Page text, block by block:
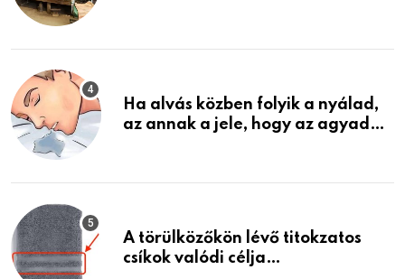
életemet
Ha alvás közben folyik a nyálad,
az annak a jele, hogy az agyad…
A törülközőkön lévő titokzatos
csíkok valódi célja…